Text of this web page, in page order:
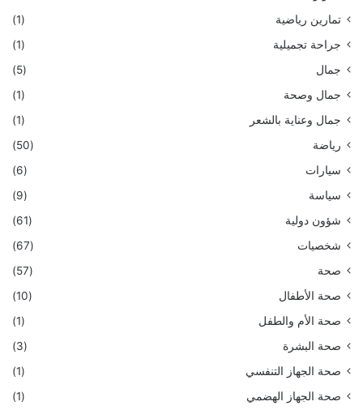
تمارين رياضية
(1)
جراحة تجميلية
(1)
جمال
(5)
جمال وصحة
(1)
جمال وعناية بالشعر
(1)
رياضة
(50)
سيارات
(6)
سياسة
(9)
شؤون دولية
(61)
شخصيات
(67)
صحة
(57)
صحة الأطفال
(10)
صحة الأم والطفل
(1)
صحة البشرة
(3)
صحة الجهاز التنفسي
(1)
صحة الجهاز الهضمي
(1)